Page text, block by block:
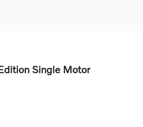
Single Motor